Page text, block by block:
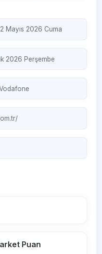
Mayıs 2026 Cuma
2026 Perşembe
Puan